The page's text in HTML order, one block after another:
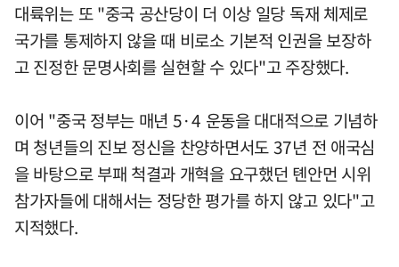
대륙위는 또 "중국 공산당이 더 이상 일당 독재 체제로
국가를 통제하지 않을 때 비로소 기본적 인권을 보장하
고 진정한 문명사회를 실현할 수 있다"고 주장했다.
이어 "중국 정부는 매년 5·4 운동을 대대적으로 기념하
며 청년들의 진보 정신을 찬양하면서도 37년 전 애국심
을 바탕으로 부패 척결과 개혁을 요구했던 톈안먼 시위
참가자들에 대해서는 정당한 평가를 하지 않고 있다"고
지적했다.